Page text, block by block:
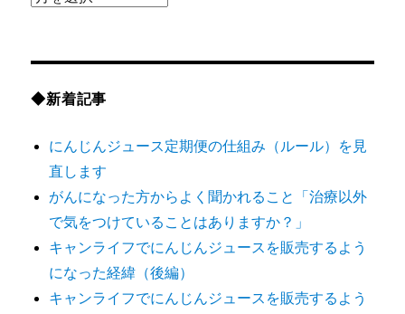
ー
イ
◆新着記事
にんじんジュース定期便の仕組み（ルール）を見
直します
がんになった方からよく聞かれること「治療以外
で気をつけていることはありますか？」
キャンライフでにんじんジュースを販売するよう
になった経緯（後編）
キャンライフでにんじんジュースを販売するよう